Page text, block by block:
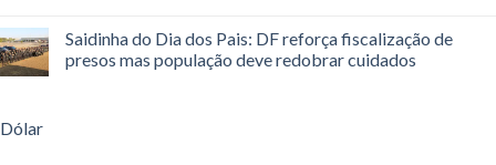
Saidinha do Dia dos Pais: DF reforça fiscalização de
presos mas população deve redobrar cuidados
Dólar